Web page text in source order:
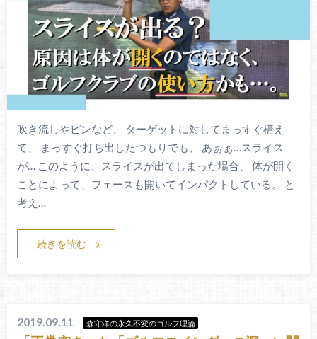
吹き流しやピンなど、 ターゲットに対してまっすぐ構え
て、 まっすぐ打ち出したつもりでも、 あぁぁ…スライス
が… このように、スライスが出てしまった場合、 体が開く
ことによって、フェースも開いてインパクトしている。 と
考え…
続きを読む
2019.09.11 森守洋の永久不変のゴルフ理論